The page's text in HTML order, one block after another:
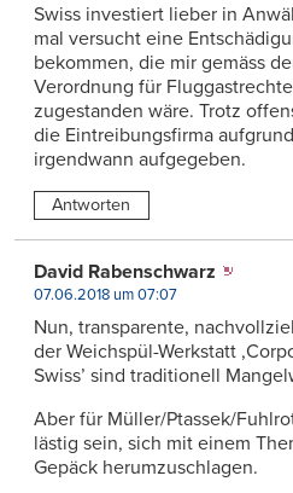
Swiss investiert lieber in
mal versucht eine
bekommen, die mir gemäss
Verordnung für
zugestanden wäre. Trotz
die Eintreibungsfirma
irgendwann aufgegeben.
Antworten
David Rabenschwarz
07.06.2018 um 07:07
Nun, transparente,
der Weichspül-Werkstatt
Swiss’ sind traditionell
Aber für Müller/Ptassek/
lästig sein, sich mit einem
Gepäck herumzuschlagen.